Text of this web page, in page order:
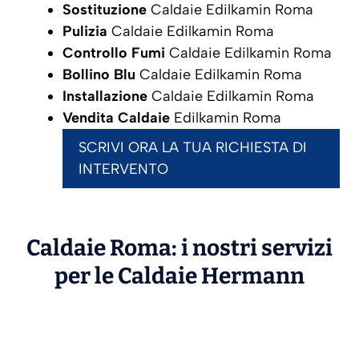
Sostituzione Caldaie Edilkamin Roma
Pulizia Caldaie Edilkamin Roma
Controllo Fumi Caldaie Edilkamin Roma
Bollino Blu Caldaie Edilkamin Roma
Installazione Caldaie Edilkamin Roma
Vendita Caldaie Edilkamin Roma
SCRIVI ORA LA TUA RICHIESTA DI
INTERVENTO
Caldaie Roma: i nostri servizi
per le CaldaieHermann